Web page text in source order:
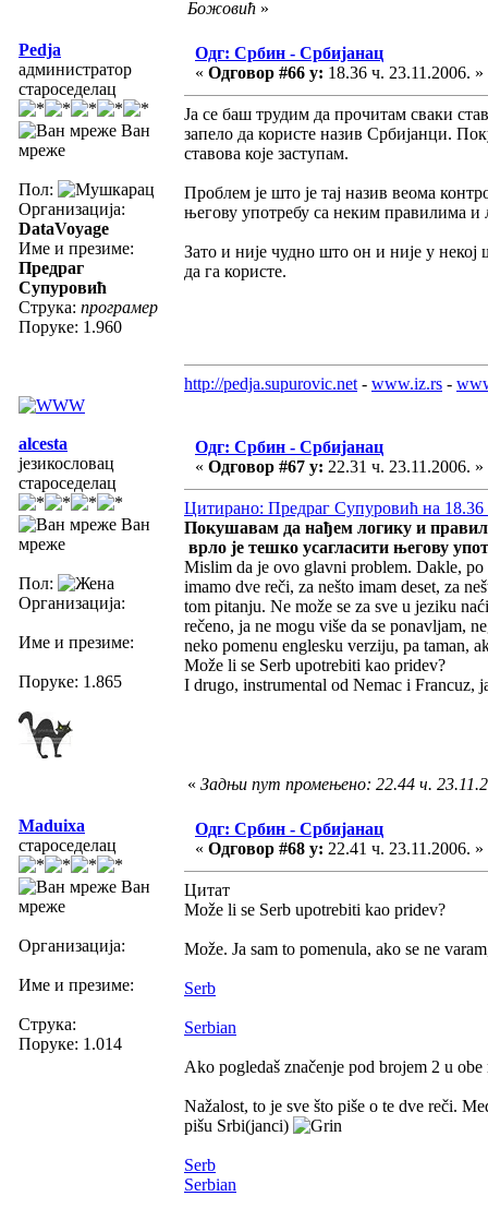
Божовић »
Pedja
администратор
староседелац
Ван
мреже
Пол:
Организација:
DataVoyage
Име и презиме:
Предраг
Супуровић
Струка: програмер
Поруке: 1.960
Одг: Србин - Србијанац
« Одговор #66 у: 18.36 ч. 23.11.2006. »
Ја се баш трудим да прочитам сваки
запело да користе назив Србијанци.
ставова које заступам.
Проблем је што је тај назив веома
његову употребу са неким правилима и
Зато и није чудно што он и није у
да га користе.
http://pedja.supurovic.net - www.iz.rs -
alcesta
језикословац
староседелац
Ван
мреже
Пол:
Организација:
Име и презиме:
Поруке: 1.865
Одг: Србин - Србијанац
« Одговор #67 у: 22.31 ч. 23.11.2006. »
Цитирано: Предраг Супуровић на 18.36
Покушавам да нађем логику и
врло је тешко усагласити његову
Mislim da je ovo glavni problem. Dakle,
imamo dve reči, za nešto imam deset, za
tom pitanju. Ne može se za sve u jeziku
rečeno, ja ne mogu više da se ponavljam,
neko pomenu englesku verziju, pa taman,
Može li se Serb upotrebiti kao pridev?
I drugo, instrumental od Nemac i Francuz,
« Задњи пут промењено: 22.44 ч.
Maduixa
староседелац
Ван
мреже
Организација:
Име и презиме:
Струка:
Поруке: 1.014
Одг: Србин - Србијанац
« Одговор #68 у: 22.41 ч. 23.11.2006. »
Цитат
Može li se Serb upotrebiti kao pridev?
Može. Ja sam to pomenula, ako se ne
Serb
Serbian
Ako pogledaš značenje pod brojem 2 u
Nažalost, to je sve što piše o te dve reči.
pišu Srbi(janci)
Serb
Serbian